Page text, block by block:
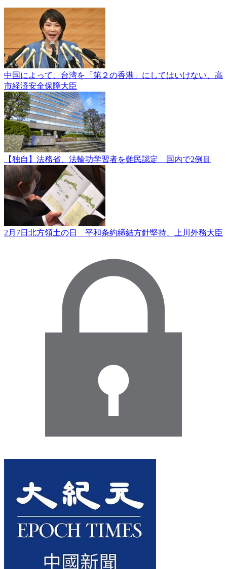
中国によって、台湾を「第２の香港」にしてはいけない、高
市経済安全保障大臣
【独自】法務省、法輪功学習者を難民認定 国内で2例目
2月7日北方領土の日 平和条約締結方針堅持、上川外務大臣